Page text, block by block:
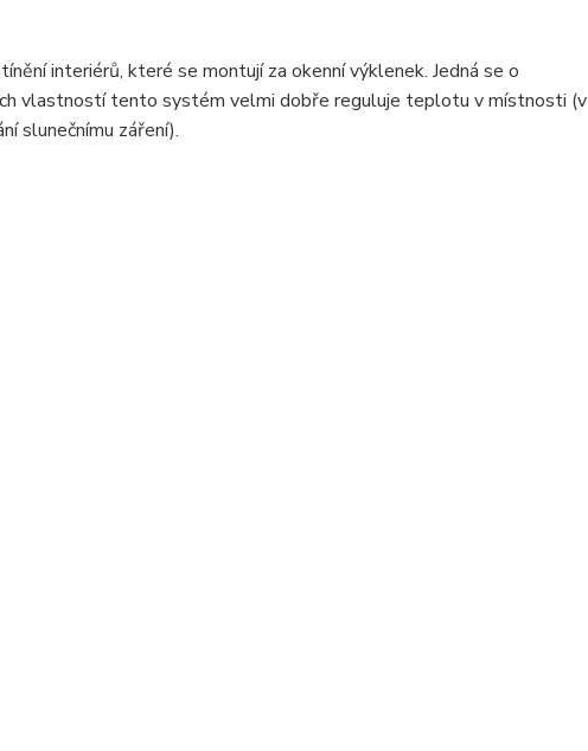
interiérů, které se montují za okenní výklenek. Jedná se o
vlastností tento systém velmi dobře reguluje teplotu v místnosti (v
slunečnímu záření).